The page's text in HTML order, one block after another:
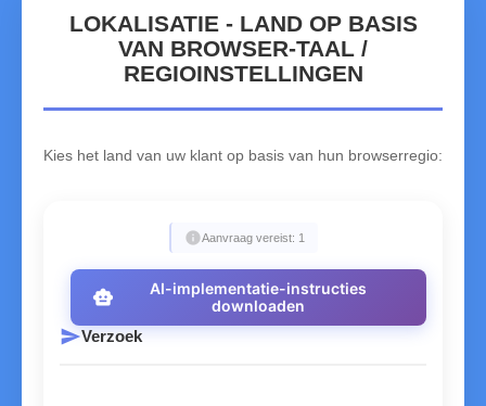
LOKALISATIE - LAND OP BASIS
VAN BROWSER-TAAL /
REGIOINSTELLINGEN
Kies het land van uw klant op basis van hun browserregio:
infoAanvraag vereist: 1
smart_toy
AI-implementatie-instructies
downloaden
sendVerzoek